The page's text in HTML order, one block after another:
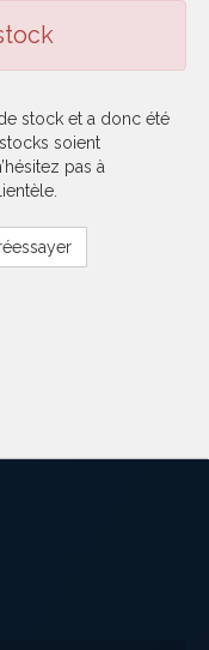
stock et a donc été
soient
pas à